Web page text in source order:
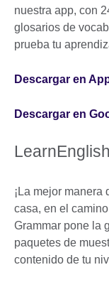
nuestra app, con
glosarios de
prueba tu
Descargar en
Descargar en
¡La mejor
casa, en el
Grammar pone la
paquetes de
contenido de tu